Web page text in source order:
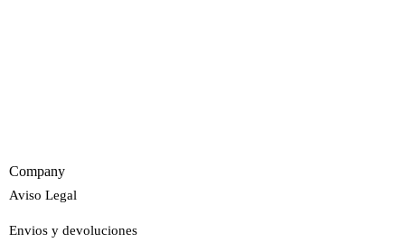
Company
Aviso Legal
Envios y devoluciones